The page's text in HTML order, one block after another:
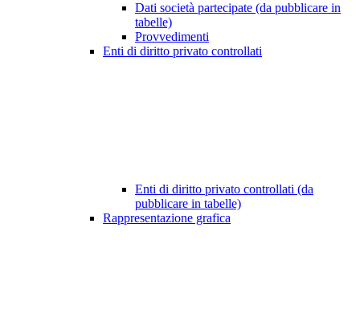
Dati società partecipate (da pubblicare in
tabelle)
Provvedimenti
Enti di diritto privato controllati
Enti di diritto privato controllati (da
pubblicare in tabelle)
Rappresentazione grafica